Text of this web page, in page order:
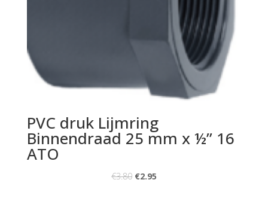
PVC druk Lijmring
Binnendraad 25 mm x ½” 16
ATO
€3.80 €2.95